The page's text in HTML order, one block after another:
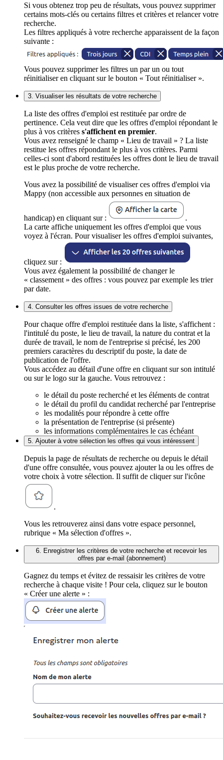
Si vous obtenez trop peu de résultats, vous pouvez supprimer
certains mots-clés ou certains filtres et critères et relancer votre
recherche.
Les filtres appliqués à votre recherche apparaissent de la façon
suivante :
Vous pouvez supprimer les filtres un par un ou tout
réinitialiser en cliquant sur le bouton « Tout réinitialiser ».
3. Visualiser les résultats de votre recherche
La liste des offres d'emploi est restituée par ordre de
pertinence. Cela veut dire que les offres d'emploi répondant le
plus à vos critères s'affichent en premier.
Vous avez renseigné le champ « Lieu de travail » ? La liste
restitue les offres répondant le plus à vos critères. Parmi
celles-ci sont d'abord restituées les offres dont le lieu de travail
est le plus proche de votre recherche.
Vous avez la possibilité de visualiser ces offres d'emploi via
Mappy (non accessible aux personnes en situation de
handicap) en cliquant sur :
.
La carte affiche uniquement les offres d'emploi que vous
voyez à l'écran. Pour visualiser les offres d'emploi suivantes,
cliquez sur :
Vous avez également la possibilité de changer le
« classement » des offres : vous pouvez par exemple les trier
par date.
4. Consulter les offres issues de votre recherche
Pour chaque offre d'emploi restituée dans la liste, s'affichent :
l'intitulé du poste, le lieu de travail, la nature du contrat et la
durée de travail, le nom de l'entreprise si précisé, les 200
premiers caractères du descriptif du poste, la date de
publication de l'offre.
Vous accédez au détail d'une offre en cliquant sur son intitulé
ou sur le logo sur la gauche. Vous retrouvez :
le détail du poste recherché et les éléments de contrat
le détail du profil du candidat recherché par l'entreprise
les modalités pour répondre à cette offre
la présentation de l'entreprise (si présente)
les informations complémentaires le cas échéant
5. Ajouter à votre sélection les offres qui vous intéressent
Depuis la page de résultats de recherche ou depuis le détail
d'une offre consultée, vous pouvez ajouter la ou les offres de
votre choix à votre sélection. Il suffit de cliquer sur l'icône
.
Vous les retrouverez ainsi dans votre espace personnel,
rubrique « Ma sélection d'offres ».
6. Enregistrer les critères de votre recherche et recevoir les
offres par e-mail (abonnement)
Gagnez du temps et évitez de ressaisir les critères de votre
recherche à chaque visite ! Pour cela, cliquez sur le bouton
« Créer une alerte » :